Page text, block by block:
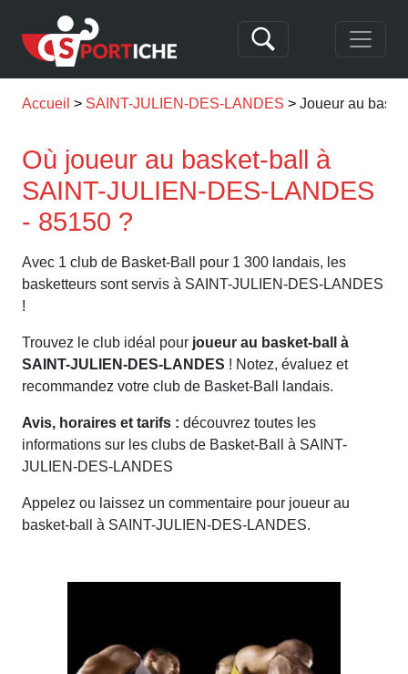
Accueil SAINT-JULIEN-DES-LANDES Joueur au
Où joueur au basket-ball à
SAINT-JULIEN-DES-LANDES
- 85150 ?
Avec 1 club de Basket-Ball pour 1 300 landais, les
basketteurs sont servis à SAINT-JULIEN-DES-LANDES
!
Trouvez le club idéal pour joueur au basket-ball à
SAINT-JULIEN-DES-LANDES ! Notez, évaluez et
recommandez votre club de Basket-Ball landais.
Avis, horaires et tarifs : découvrez toutes les
informations sur les clubs de Basket-Ball à SAINT-
JULIEN-DES-LANDES
Appelez ou laissez un commentaire pour joueur au
basket-ball à SAINT-JULIEN-DES-LANDES.